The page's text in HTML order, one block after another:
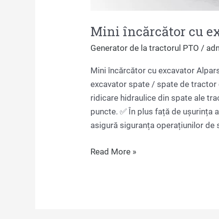
Mini încărcător cu
Generator de la tractorul PTO /
Mini încărcător cu excavator
excavator spate / spate de
ridicare hidraulice din spate ale
puncte. ✅ În plus față de ușurința
asigură siguranța operațiunilor de
Read More »